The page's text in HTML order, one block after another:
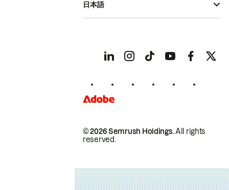
© 2026 Semrush Holdings.All rights
reserved.
日本語